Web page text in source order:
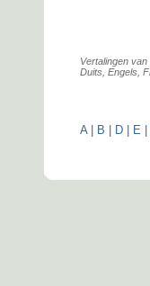
Vertalingen
Duits, Engels,
A| B D E